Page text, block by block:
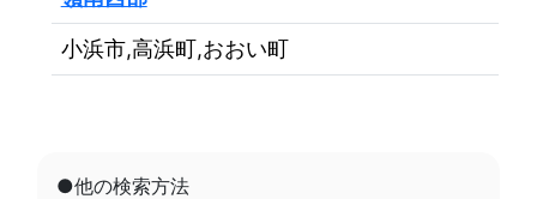
小浜市,高浜町,おおい町
●他の検索方法